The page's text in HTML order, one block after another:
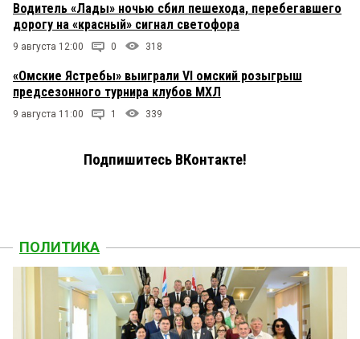
Водитель «Лады» ночью сбил пешехода, перебегавшего
дорогу на «красный» сигнал светофора
9 августа 12:00 0 318
«Омские Ястребы» выиграли VI омский розыгрыш
предсезонного турнира клубов МХЛ
9 августа 11:00 1 339
Подпишитесь ВКонтакте!
ПОЛИТИКА